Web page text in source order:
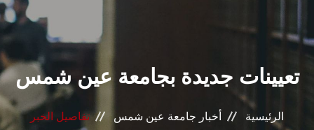
القطاعـات
الشئون الأكاديمية
البحث العلمي
تعيينات جديدة بجامعة عين شمس
الرئيسية أخبار جامعة عين شمس تفاصيل الخبر